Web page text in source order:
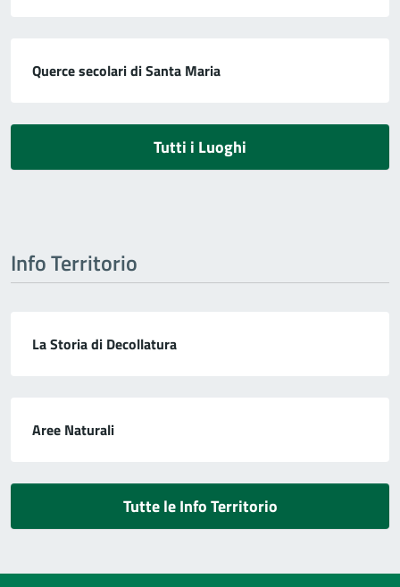
Querce secolari di Santa Maria
Tutti i Luoghi
Info Territorio
La Storia di Decollatura
Aree Naturali
Tutte le Info Territorio